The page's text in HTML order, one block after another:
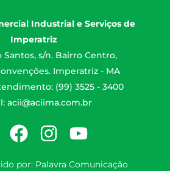
Industrial e Serviços de
Imperatriz
Santos, s/n. Bairro Centro,
Imperatriz - MA
(99) 3525 - 3400
acii@aciima.com.br
por: Palavra Comunicação